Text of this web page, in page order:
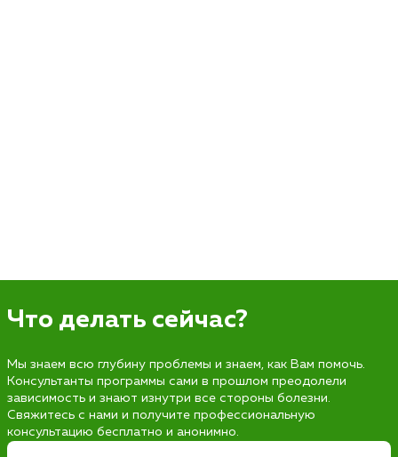
Что делать сейчас?
Мы знаем всю глубину проблемы и знаем, как Вам помочь.
Консультанты программы сами в прошлом преодолели
зависимость и знают изнутри все стороны болезни.
Свяжитесь с нами и получите профессиональную
консультацию бесплатно и анонимно.